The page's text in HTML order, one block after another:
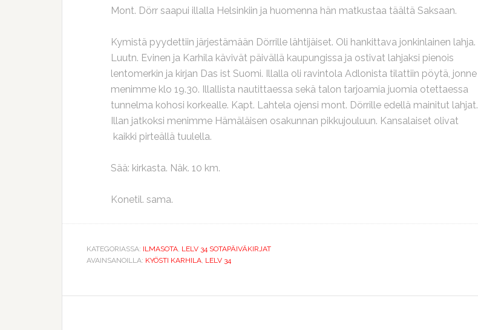
Mont. Dörr saapui illalla Helsinkiin ja huomenna hän matkustaa täältä Saksaan.
Kymistä pyydettiin järjestämään Dörrille lähtijäiset. Oli hankittava jonkinlainen lahja.
Luutn. Evinen ja Karhila kävivät päivällä kaupungissa ja ostivat lahjaksi pienois
lentomerkin ja kirjan Das ist Suomi. Illalla oli ravintola Adlonista tilattiin pöytä, jonne
menimme klo 19.30. Illallista nautittaessa sekä talon tarjoamia juomia otettaessa
tunnelma kohosi korkealle. Kapt. Lahtela ojensi mont. Dörrille edellä mainitut lahjat.
Illan jatkoksi menimme Hämäläisen osakunnan pikkujouluun. Kansalaiset olivat
kaikki pirteällä tuulella.
Sää: kirkasta. Näk. 10 km.
Konetil. sama.
KATEGORIASSA: ILMASOTA, LELV 34 SOTAPÄIVÄKIRJAT
AVAINSANOILLA: KYÖSTI KARHILA, LELV 34